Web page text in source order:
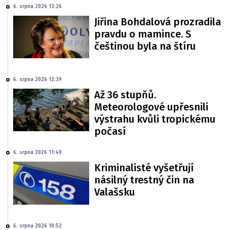
6. srpna 2026 13:26
Jiřina Bohdalová prozradila
pravdu o mamince. S
češtinou byla na štíru
6. srpna 2026 12:39
Až 36 stupňů.
Meteorologové upřesnili
výstrahu kvůli tropickému
počasí
6. srpna 2026 11:40
Kriminalisté vyšetřují
násilný trestný čin na
Valašsku
6. srpna 2026 10:52